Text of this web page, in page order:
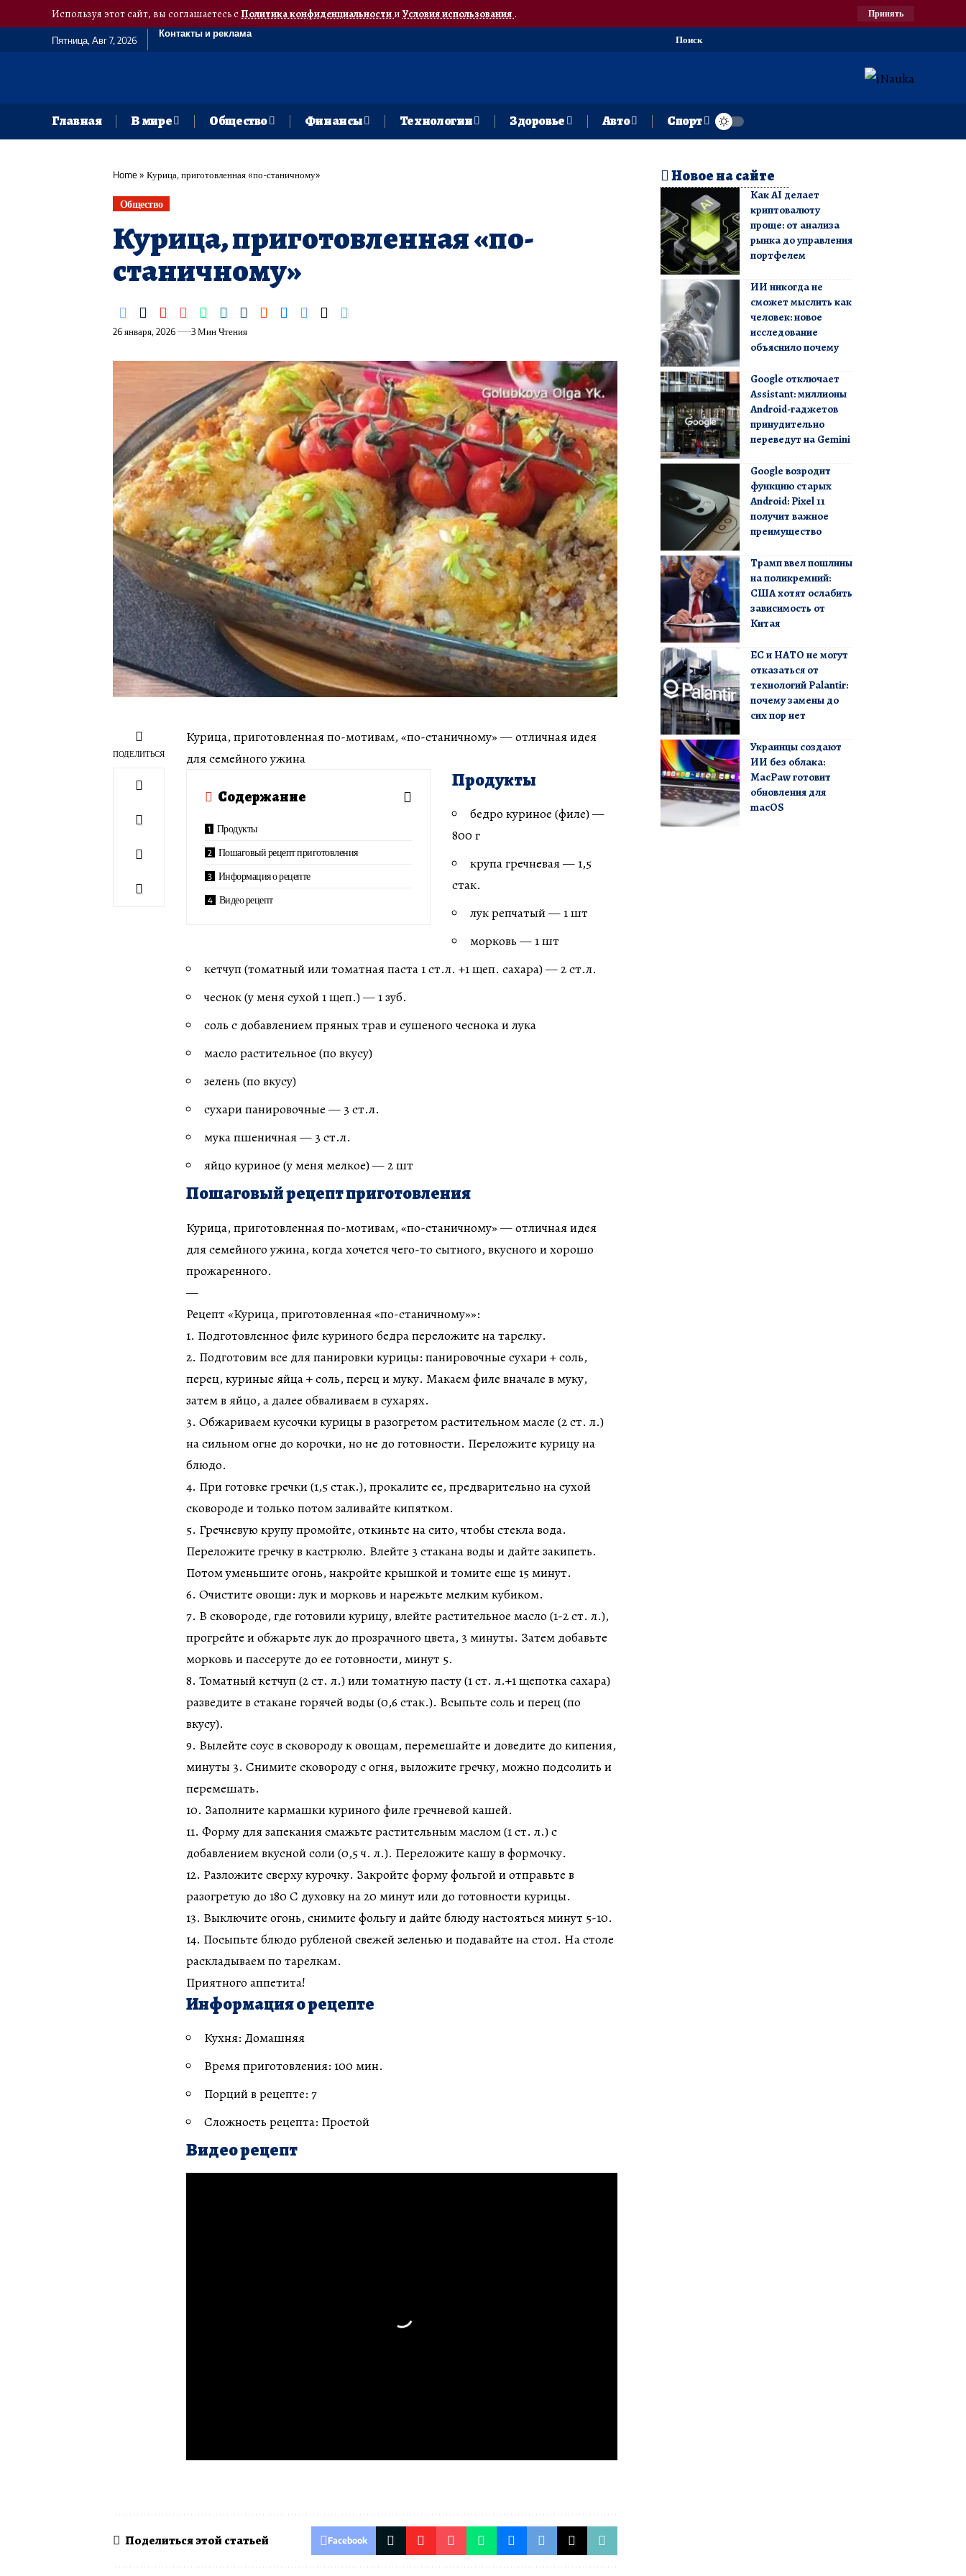
Используя этот сайт, вы соглашаетесь сПолитика конфиденциальностии Условия использования. Принять
Пятница, Авг 7, 2026
Контакты и реклама
Поиск
Главная В мире Общество Финансы Технологии Здоровье Авто Спорт
Home» Курица, приготовленная «по-станичному»
Общество
Курица, приготовленная «по-
станичному»
26 января, 2026 3 Мин Чтения
ПОДЕЛИТЬСЯ
Курица, приготовленная по-мотивам, «по-станичному» — отличная идея
для семейного ужина
Содержание
Продукты
Пошаговый рецепт приготовления
Информация о рецепте
Видео рецепт
Продукты
бедро куриное (филе) —
800 г
крупа гречневая — 1,5
стак.
лук репчатый — 1 шт
морковь — 1 шт
кетчуп (томатный или томатная паста 1 ст.л. +1 щеп. сахара) — 2 ст.л.
чеснок (у меня сухой 1 щеп.) — 1 зуб.
соль с добавлением пряных трав и сушеного чеснока и лука
масло растительное (по вкусу)
зелень (по вкусу)
сухари панировочные — 3 ст.л.
мука пшеничная — 3 ст.л.
яйцо куриное (у меня мелкое) — 2 шт
Пошаговый рецепт приготовления
Курица, приготовленная по-мотивам, «по-станичному» — отличная идея
для семейного ужина, когда хочется чего-то сытного, вкусного и хорошо
прожаренного.
—
Рецепт «Курица, приготовленная «по-станичному»»:
1. Подготовленное филе куриного бедра переложите на тарелку.
2. Подготовим все для панировки курицы: панировочные сухари + соль,
перец, куриные яйца + соль, перец и муку. Макаем филе вначале в муку,
затем в яйцо, а далее обваливаем в сухарях.
3. Обжариваем кусочки курицы в разогретом растительном масле (2 ст. л.)
на сильном огне до корочки, но не до готовности. Переложите курицу на
блюдо.
4. При готовке гречки (1,5 стак.), прокалите ее, предварительно на сухой
сковороде и только потом заливайте кипятком.
5. Гречневую крупу промойте, откиньте на сито, чтобы стекла вода.
Переложите гречку в кастрюлю. Влейте 3 стакана воды и дайте закипеть.
Потом уменьшите огонь, накройте крышкой и томите еще 15 минут.
6. Очистите овощи: лук и морковь и нарежьте мелким кубиком.
7. В сковороде, где готовили курицу, влейте растительное масло (1-2 ст. л.),
прогрейте и обжарьте лук до прозрачного цвета, 3 минуты. Затем добавьте
морковь и пассеруте до ее готовности, минут 5.
8. Томатный кетчуп (2 ст. л.) или томатную пасту (1 ст. л.+1 щепотка сахара)
разведите в стакане горячей воды (0,6 стак.). Всыпьте соль и перец (по
вкусу).
9. Вылейте соус в сковороду к овощам, перемешайте и доведите до кипения,
минуты 3. Снимите сковороду с огня, выложите гречку, можно подсолить и
перемешать.
10. Заполните кармашки куриного филе гречневой кашей.
11. Форму для запекания смажьте растительным маслом (1 ст. л.) с
добавлением вкусной соли (0,5 ч. л.). Переложите кашу в формочку.
12. Разложите сверху курочку. Закройте форму фольгой и отправьте в
разогретую до 180 С духовку на 20 минут или до готовности курицы.
13. Выключите огонь, снимите фольгу и дайте блюду настояться минут 5-10.
14. Посыпьте блюдо рубленой свежей зеленью и подавайте на стол. На столе
раскладываем по тарелкам.
Приятного аппетита!
Информация о рецепте
Кухня: Домашняя
Время приготовления: 100 мин.
Порций в рецепте: 7
Сложность рецепта: Простой
Видео рецепт
Поделиться этой статьей Facebook
Новое на сайте
Как AI делает
криптовалюту
проще: от анализа
рынка до управления
портфелем
ИИ никогда не
сможет мыслить как
человек: новое
исследование
объяснило почему
Google отключает
Assistant: миллионы
Android-гаджетов
принудительно
переведут на Gemini
Google возродит
функцию старых
Android: Pixel 11
получит важное
преимущество
Трамп ввел пошлины
на поликремний:
США хотят ослабить
зависимость от
Китая
ЕС и НАТО не могут
отказаться от
технологий Palantir:
почему замены до
сих пор нет
Украинцы создают
ИИ без облака:
MacPaw готовит
обновления для
macOS